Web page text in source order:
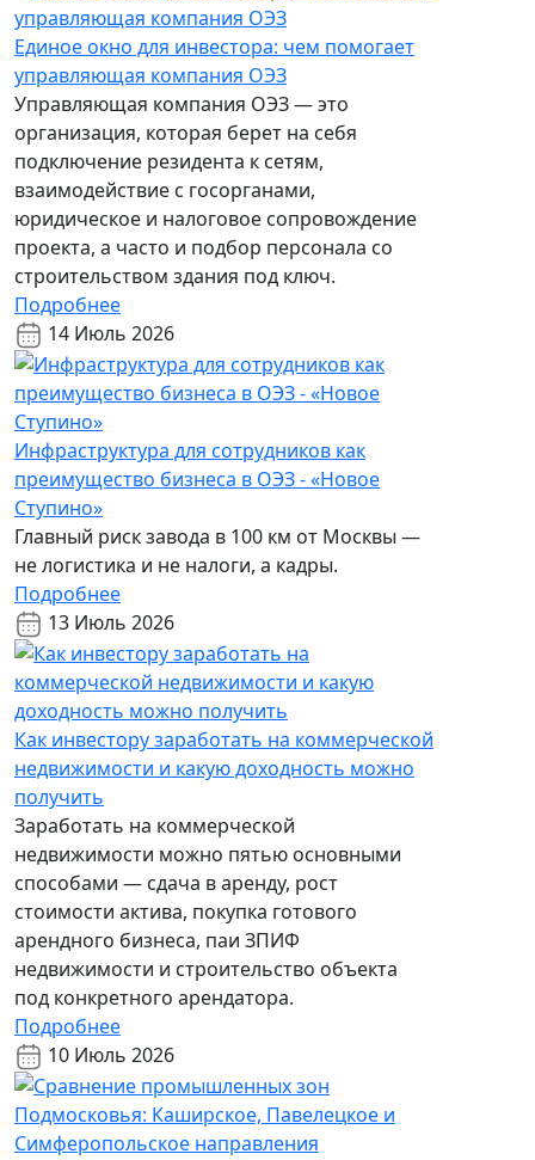
Единое окно для инвестора: чем помогает
управляющая компания ОЭЗ
Управляющая компания ОЭЗ — это
организация, которая берет на себя
подключение резидента к сетям,
взаимодействие с госорганами,
юридическое и налоговое сопровождение
проекта, а часто и подбор персонала со
строительством здания под ключ.
Подробнее
14 Июль 2026
Инфраструктура для сотрудников как
преимущество бизнеса в ОЭЗ - «Новое
Ступино»
Главный риск завода в 100 км от Москвы —
не логистика и не налоги, а кадры.
Подробнее
13 Июль 2026
Как инвестору заработать на коммерческой
недвижимости и какую доходность можно
получить
Заработать на коммерческой
недвижимости можно пятью основными
способами — сдача в аренду, рост
стоимости актива, покупка готового
арендного бизнеса, паи ЗПИФ
недвижимости и строительство объекта
под конкретного арендатора.
Подробнее
10 Июль 2026